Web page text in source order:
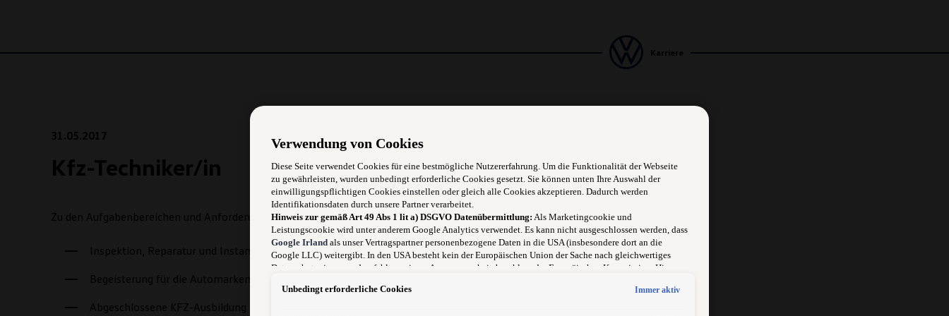
Karriere
31.05.2017
Kfz-Techniker/in
Zu den Aufgabenbereichen und Anforderungen zählen:
Inspektion, Reparatur und Instandsetzung unserer Marke VW und AUDI
Begeisterung für die Automarken unseres Konzerns
Abgeschlossene KFZ-Ausbildung
Verwendung von Cookies
Diese Seite verwendet Cookies für eine bestmögliche Nutzererfahrung. Um die Funktionalität der Webseite
zu gewährleisten, wurden unbedingt erforderliche Cookies gesetzt. Sie können unten Ihre Auswahl der
einwilligungspflichtigen Cookies einstellen oder gleich alle Cookies akzeptieren. Dadurch werden
Identifikationsdaten durch unsere Partner verarbeitet.
Hinweis zur gemäß Art 49 Abs 1 lit a) DSGVO Datenübermittlung: Als Marketingcookie und
Leistungscookie wird unter anderem Google Analytics verwendet. Es kann nicht ausgeschlossen werden, dass
Google Irland als unser Vertragspartner personenbezogene Daten in die USA (insbesondere dort an die
Google LLC) weitergibt. In den USA besteht kein der Europäischen Union der Sache nach gleichwertiges
Datenschutzniveau und es fehlt an einem Angemessenheitsbeschluss der Europäischen Kommission. Hieraus
durchsetzen können, in den USA keine Datenschutzgrundsätze bestehen, und weil nicht ausgeschlossen
Unbedingt erforderliche Cookies Immer aktiv